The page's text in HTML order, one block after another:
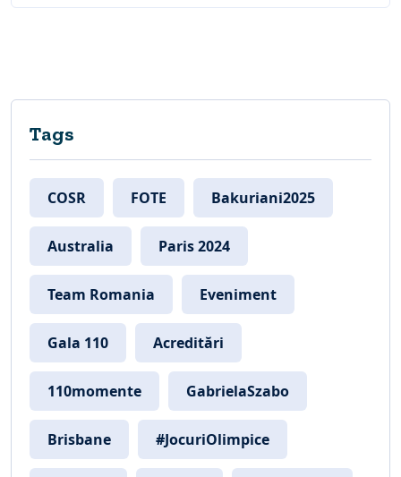
Tags
COSR FOTE Bakuriani2025
Australia Paris 2024
Team Romania Eveniment
Gala 110 Acreditări
110momente GabrielaSzabo
Brisbane #JocuriOlimpice